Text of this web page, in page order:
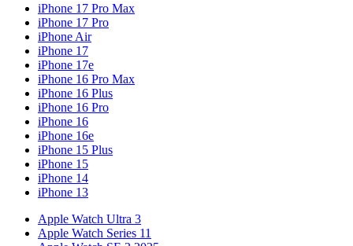
iPhone 17 Pro Max
iPhone 17 Pro
iPhone Air
iPhone 17
iPhone 17e
iPhone 16 Pro Max
iPhone 16 Plus
iPhone 16 Pro
iPhone 16
iPhone 16e
iPhone 15 Plus
iPhone 15
iPhone 14
iPhone 13
Apple Watch Ultra 3
Apple Watch Series 11